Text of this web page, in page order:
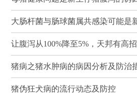
大肠杆菌与肠球菌属共感染可能是
让腹泻从100%降至5%，天邦有高招
猪病之猪水肿病的病因分析及防治
猪伪狂犬病的流行动态及防控